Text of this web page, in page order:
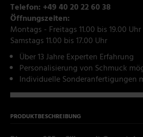
Telefon: +49 40 20 22 60 38
Öffnungszeiten:
Montags - Freitags 11.00 bis 19.00 Uhr
Samstags 11.00 bis 17.00 Uhr
Über 13 Jahre Experten Erfahrung
Personalisierung von Schmuck
Individuelle Sonderanfertigungen
PRODUKTBESCHREIBUNG